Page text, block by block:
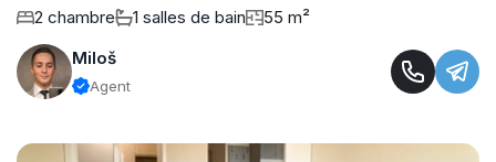
2 chambre 1 salles de bain
55 m²
Miloš
Agent